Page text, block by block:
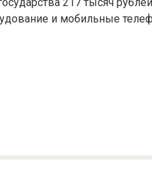
и мобильные